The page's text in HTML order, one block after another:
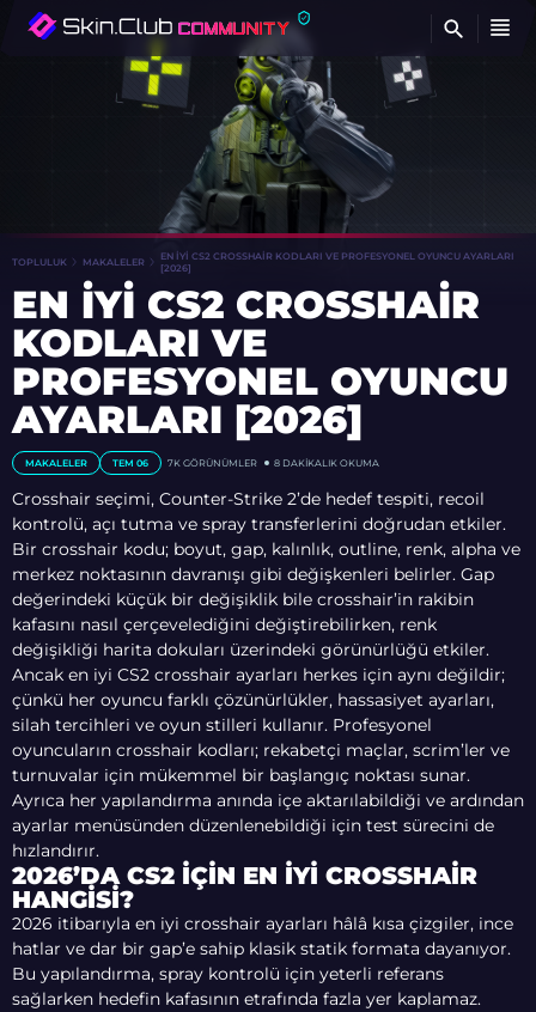
TOPLULUK MAKALELER
EN İYI CS2 CROSSHAIR KODLARI VE PROFESYONEL OYUNCU AYARLARI
[2026]
EN İYI CS2 CROSSHAIR
KODLARI VE
PROFESYONEL OYUNCU
AYARLARI [2026]
MAKALELER TEM 06 7K GÖRÜNÜMLER 8 DAKIKALIK OKUMA
Crosshair seçimi, Counter-Strike 2’de hedef tespiti, recoil
kontrolü, açı tutma ve spray transferlerini doğrudan etkiler.
Bir crosshair kodu; boyut, gap, kalınlık, outline, renk, alpha ve
merkez noktasının davranışı gibi değişkenleri belirler. Gap
değerindeki küçük bir değişiklik bile crosshair’in rakibin
kafasını nasıl çerçevelediğini değiştirebilirken, renk
değişikliği harita dokuları üzerindeki görünürlüğü etkiler.
Ancak en iyi CS2 crosshair ayarları herkes için aynı değildir;
çünkü her oyuncu farklı çözünürlükler, hassasiyet ayarları,
silah tercihleri ve oyun stilleri kullanır. Profesyonel
oyuncuların crosshair kodları; rekabetçi maçlar, scrim’ler ve
turnuvalar için mükemmel bir başlangıç noktası sunar.
Ayrıca her yapılandırma anında içe aktarılabildiği ve ardından
ayarlar menüsünden düzenlenebildiği için test sürecini de
hızlandırır.
2026’DA CS2 İÇIN EN İYI CROSSHAIR
HANGISI?
2026 itibarıyla en iyi crosshair ayarları hâlâ kısa çizgiler, ince
hatlar ve dar bir gap’e sahip klasik statik formata dayanıyor.
Bu yapılandırma, spray kontrolü için yeterli referans
sağlarken hedefin kafasının etrafında fazla yer kaplamaz.